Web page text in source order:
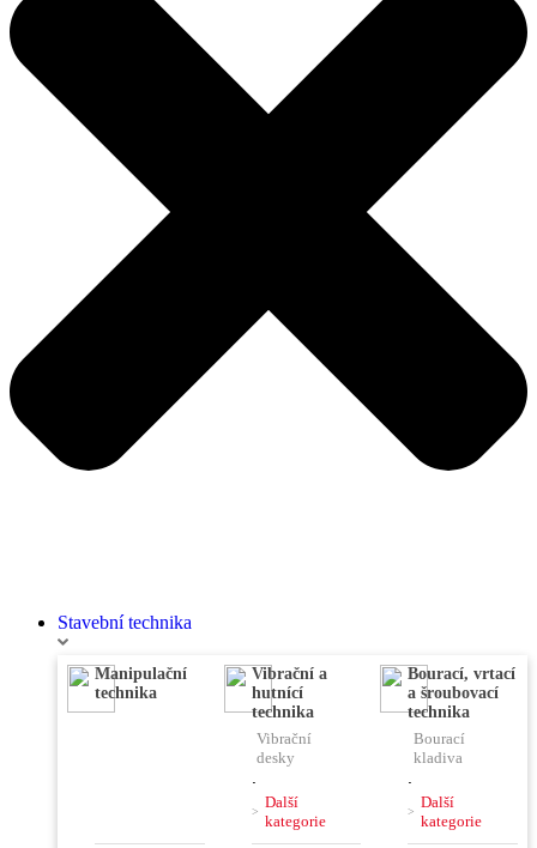
Stavební technika
Manipulační
technika
Vibrační a
hutnící
technika
Vibrační
desky
,
Vibrační
pěchy
Další
kategorie
Bourací, vrtací
a šroubovací
technika
Bourací
kladiva
,
Vrtací
kladiva
Další
kategorie